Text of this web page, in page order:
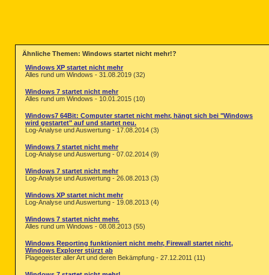
Ähnliche Themen: Windows startet nicht mehr!?
Windows XP startet nicht mehr
Alles rund um Windows - 31.08.2019 (32)
Windows 7 startet nicht mehr
Alles rund um Windows - 10.01.2015 (10)
Windows7 64Bit: Computer startet nicht mehr, hängt sich bei "Windows
wird gestartet" auf und startet neu.
Log-Analyse und Auswertung - 17.08.2014 (3)
Windows 7 startet nicht mehr
Log-Analyse und Auswertung - 07.02.2014 (9)
Windows 7 startet nicht mehr
Log-Analyse und Auswertung - 26.08.2013 (3)
Windows XP startet nicht mehr
Log-Analyse und Auswertung - 19.08.2013 (4)
Windows 7 startet nicht mehr.
Alles rund um Windows - 08.08.2013 (55)
Windows Reporting funktioniert nicht mehr, Firewall startet nicht,
Windows Explorer stürzt ab
Plagegeister aller Art und deren Bekämpfung - 27.12.2011 (11)